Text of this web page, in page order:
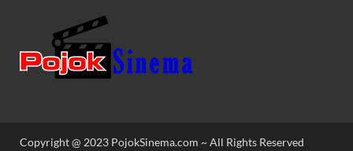
Copyright @ 2023 PojokSinema.com ~ All Rights Reserved